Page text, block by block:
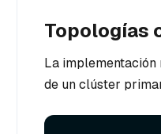
Topologías
La implementación
de un clúster